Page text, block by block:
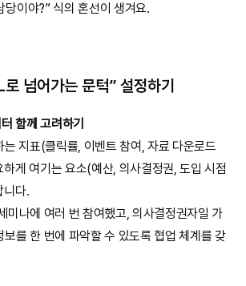
당이야?” 식의 혼선이 생겨요.
넘어가는 문턱” 설정하기
함께 고려하기
는 지표(클릭률, 이벤트 참여, 자료 다운로드
게 여기는 요소(예산, 의사결정권, 도입 시점
니다.
미나에 여러 번 참여했고, 의사결정권자일 가
보를 한 번에 파악할 수 있도록 협업 체계를 갖